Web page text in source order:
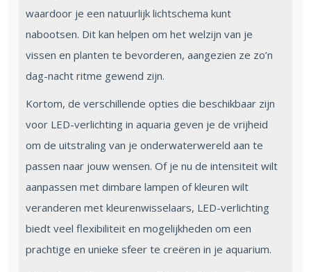
waardoor je een natuurlijk lichtschema kunt
nabootsen. Dit kan helpen om het welzijn van je
vissen en planten te bevorderen, aangezien ze zo’n
dag-nacht ritme gewend zijn.
Kortom, de verschillende opties die beschikbaar zijn
voor LED-verlichting in aquaria geven je de vrijheid
om de uitstraling van je onderwaterwereld aan te
passen naar jouw wensen. Of je nu de intensiteit wilt
aanpassen met dimbare lampen of kleuren wilt
veranderen met kleurenwisselaars, LED-verlichting
biedt veel flexibiliteit en mogelijkheden om een
prachtige en unieke sfeer te creëren in je aquarium.